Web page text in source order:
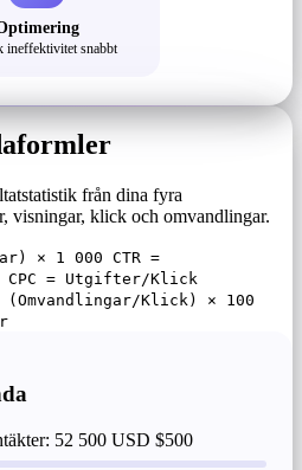
ineffektivitet snabbt
från dina fyra
visningar, klick och omvandlingar.
× 1 000 CTR =
= Utgifter/Klick
Klick) × 100
52 500 USD $500